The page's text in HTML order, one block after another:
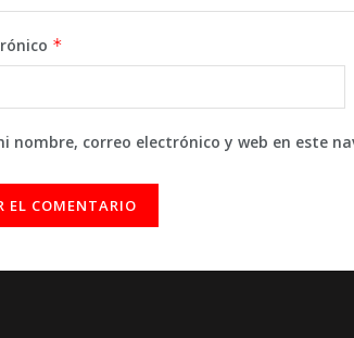
*
nombre, correo electrónico y web en este